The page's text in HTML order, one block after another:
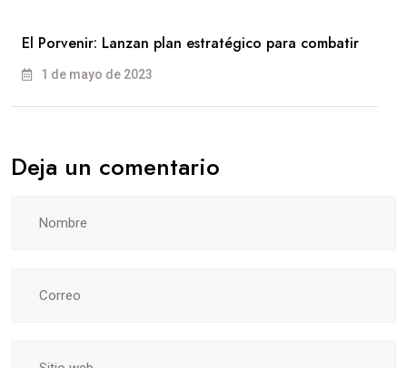
El Porvenir: Lanzan plan estratégico para combatir
1 de mayo de 2023
Deja un comentario